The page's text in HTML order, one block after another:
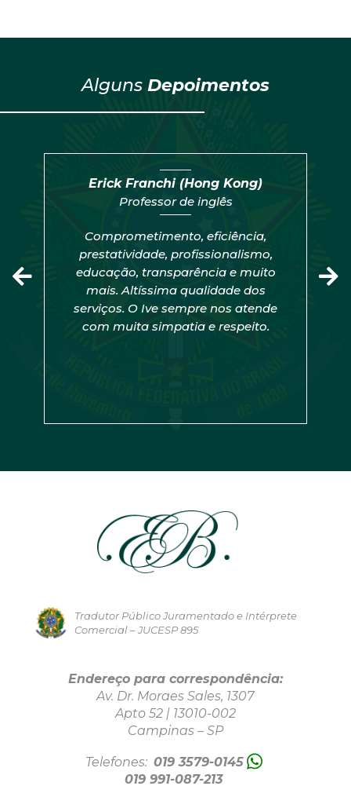
Alguns Depoimentos
Erick Franchi (Hong Kong)
Professor de inglês
Comprometimento, eficiência,
prestatividade, profissionalismo,
educação, transparência e muito
mais. Altíssima qualidade dos
serviços. O Ive sempre nos atende
com muita simpatia e respeito.
Tradutor Público Juramentado e Intérprete
Comercial – JUCESP 895
Endereço para correspondência:
Av. Dr. Moraes Sales, 1307
Apto 52 | 13010-002
Campinas – SP
Telefones: 019 3579-0145
019 991-087-213